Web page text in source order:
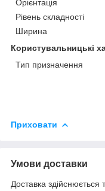
Орієнтація
Рівень складності
Ширина
Користувальницькі
Тип призначення
Приховати
Умови доставки
Доставка здійснюється